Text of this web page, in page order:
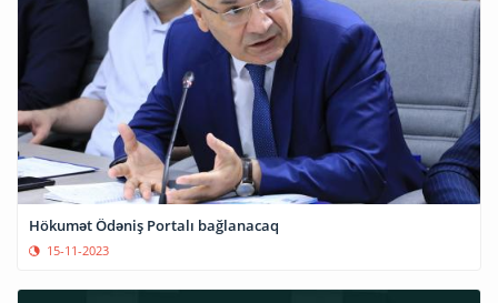
Hökumət Ödəniş Portalı bağlanacaq
15-11-2023